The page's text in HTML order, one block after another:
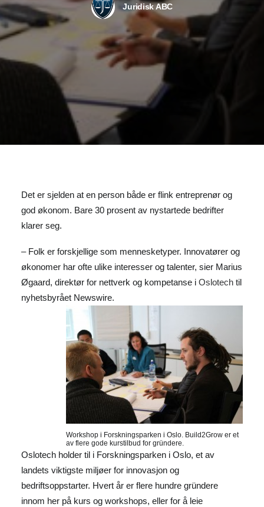
Juridisk ABC
Det er sjelden at en person både er flink entreprenør og
god økonom. Bare 30 prosent av nystartede bedrifter
klarer seg.
– Folk er forskjellige som mennesketyper. Innovatører og
økonomer har ofte ulike interesser og talenter, sier Marius
Øgaard, direktør for nettverk og kompetanse i Oslotech til
nyhetsbyrået Newswire.
Workshop i Forskningsparken i Oslo. Build2Grow er et
av flere gode kurstilbud for gründere.
Oslotech holder til i Forskningsparken i Oslo, et av
landets viktigste miljøer for innovasjon og
bedriftsoppstarter. Hvert år er flere hundre gründere
innom her på kurs og workshops, eller for å leie